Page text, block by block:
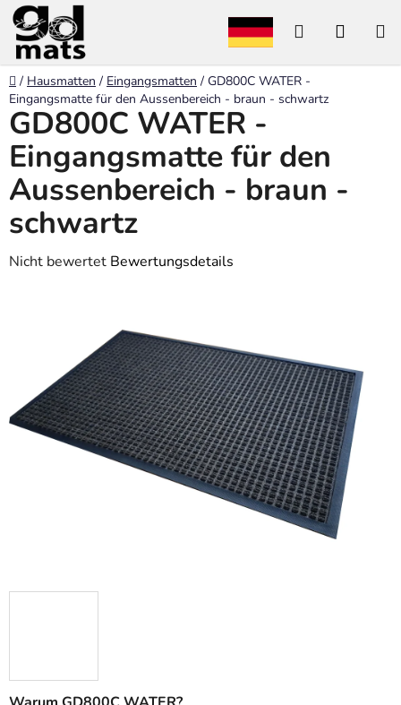
Zum
Inhalt
springen
Suchen
Startseite
/ Hausmatten / Eingangsmatten / GD800C WATER -
Eingangsmatte für den Aussenbereich - braun - schwartz
GD800C WATER -
Eingangsmatte für den
Aussenbereich - braun -
schwartz
Die
Sternen.
Nicht bewertet Bewertungsdetails